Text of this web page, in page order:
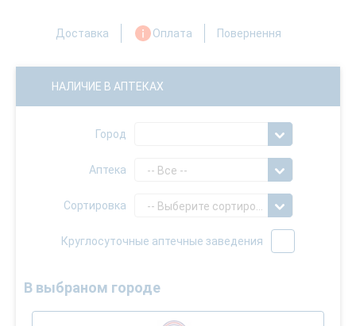
Доставка Оплата Повернення
НАЛИЧИЕ В АПТЕКАХ
Город
Аптека -- Все --
Сортировка
Круглосуточные аптечные заведения
В выбраном городе